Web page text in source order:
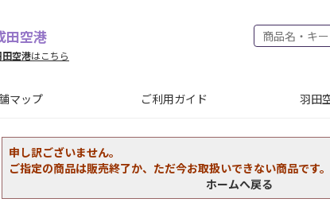
田空港
田空港はこちら
マップ ご利用ガイド 羽田
申し訳ございません。
ご指定の商品は販売終了か、ただ今お取扱いできない商品です。
ホームへ戻る